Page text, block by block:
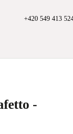
+420 549 413
-